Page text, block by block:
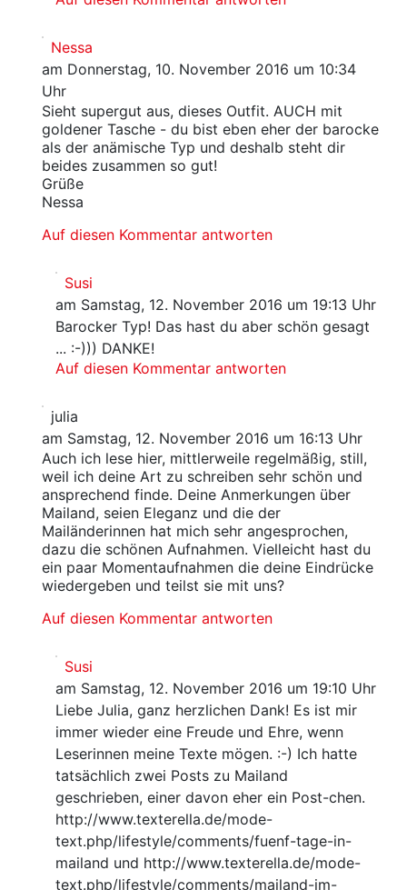
Nessa
am Donnerstag, 10. November 2016 um 10:34
Uhr
Sieht supergut aus, dieses Outfit. AUCH mit
goldener Tasche - du bist eben eher der barocke
als der anämische Typ und deshalb steht dir
beides zusammen so gut!
Grüße
Nessa
Auf diesen Kommentar antworten
Susi
am Samstag, 12. November 2016 um 19:13 Uhr
Barocker Typ! Das hast du aber schön gesagt
... :-))) DANKE!
Auf diesen Kommentar antworten
julia
am Samstag, 12. November 2016 um 16:13 Uhr
Auch ich lese hier, mittlerweile regelmäßig, still,
weil ich deine Art zu schreiben sehr schön und
ansprechend finde. Deine Anmerkungen über
Mailand, seien Eleganz und die der
Mailänderinnen hat mich sehr angesprochen,
dazu die schönen Aufnahmen. Vielleicht hast du
ein paar Momentaufnahmen die deine Eindrücke
wiedergeben und teilst sie mit uns?
Auf diesen Kommentar antworten
Susi
am Samstag, 12. November 2016 um 19:10 Uhr
Liebe Julia, ganz herzlichen Dank! Es ist mir
immer wieder eine Freude und Ehre, wenn
Leserinnen meine Texte mögen. :-) Ich hatte
tatsächlich zwei Posts zu Mailand
geschrieben, einer davon eher ein Post-chen.
http://www.texterella.de/mode-
text.php/lifestyle/comments/fuenf-tage-in-
mailand und http://www.texterella.de/mode-
text.php/lifestyle/comments/mailand-im-